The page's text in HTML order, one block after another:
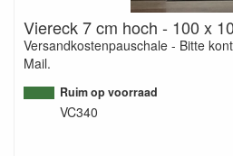
Viereck 7 cm hoch - 100 x
Versandkostenpauschale - Bitte
Mail.
Ruim op voorraad
VC340